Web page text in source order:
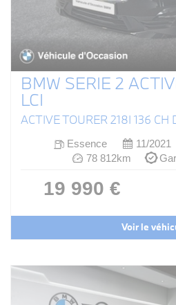
BMW SERIE 2
LCI
Essence 11/2021
78 812km
19 990 €
Voir le